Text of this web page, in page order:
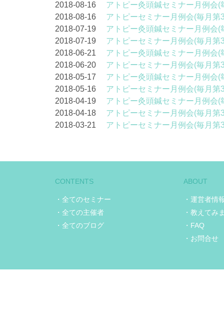
2018-08-16 アトピー灸頭鍼セミナー月例会(
2018-08-16 アトピーセミナー月例会(毎月第
2018-07-19 アトピー灸頭鍼セミナー月例会(
2018-07-19 アトピーセミナー月例会(毎月第
2018-06-21 アトピー灸頭鍼セミナー月例会(
2018-06-20 アトピーセミナー月例会(毎月第
2018-05-17 アトピー灸頭鍼セミナー月例会(
2018-05-16 アトピーセミナー月例会(毎月第
2018-04-19 アトピー灸頭鍼セミナー月例会(
2018-04-18 アトピーセミナー月例会(毎月第
2018-03-21 アトピーセミナー月例会(毎月第
CONTENTS
・全てのセミナー
・全ての主催者
・全てのブログ
ABOUT
・運営者情
・教えてみ
・FAQ
・お問合せ